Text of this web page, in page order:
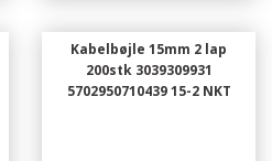
Kabelbøjle 15mm 2 lap
200stk 3039309931
5702950710439 15-2 NKT